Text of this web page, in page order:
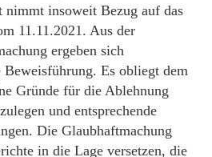
nimmt insoweit Bezug auf das
11.11.2021. Aus der
ergeben sich
Es obliegt dem
Gründe für die Ablehnung
und entsprechende
Die Glaubhaftmachung
in die Lage versetzen, die